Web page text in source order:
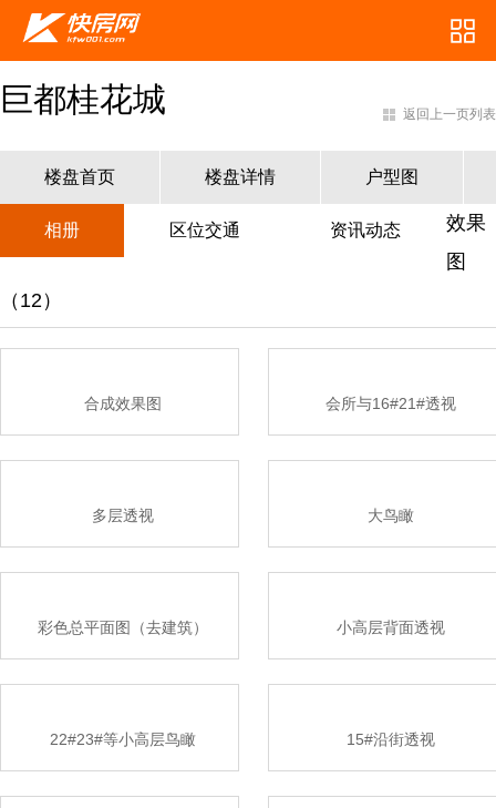
巨都桂花城 返回上一页列表
楼盘首页 楼盘详情 户型图
相册 区位交通 资讯动态
效果
图
（12）
合成效果图 会所与16#21#透视
多层透视 大鸟瞰
彩色总平面图（去建筑） 小高层背面透视
22#23#等小高层鸟瞰 15#沿街透视